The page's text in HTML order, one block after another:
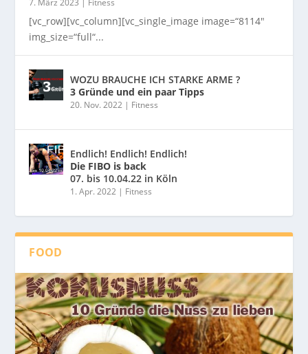
7. März 2023 | Fitness
[vc_row][vc_column][vc_single_image image=“8114″
img_size=“full“...
WOZU BRAUCHE ICH STARKE ARME ?
3 Gründe und ein paar Tipps
20. Nov. 2022 | Fitness
Endlich! Endlich! Endlich!
Die FIBO is back
07. bis 10.04.22 in Köln
1. Apr. 2022 | Fitness
FOOD